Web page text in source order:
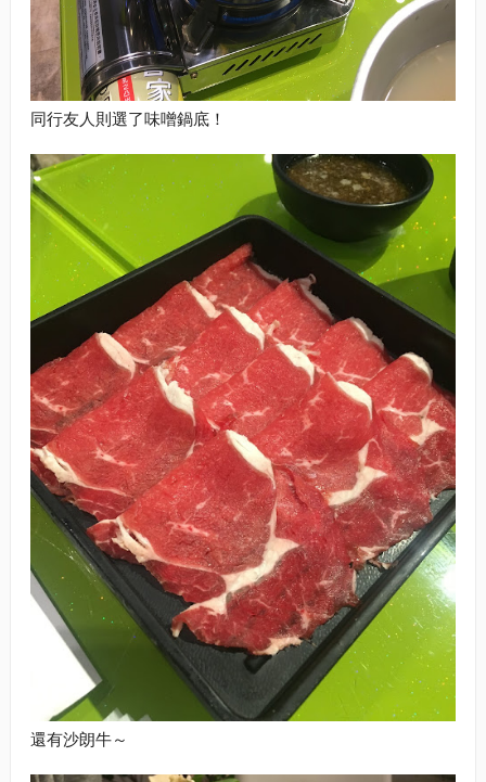
同行友人則選了味噌鍋底！
還有沙朗牛～